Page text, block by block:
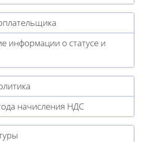
информации о статусе и
начисления НДС